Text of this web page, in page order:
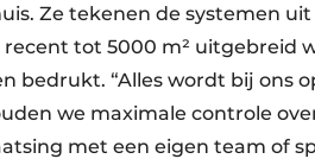
Ze tekenen de systemen
tot 5000 m² uitgebreid
bedrukt. “Alles wordt bij ons
we maximale controle
met een eigen team of